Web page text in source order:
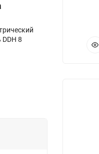
DDH 8